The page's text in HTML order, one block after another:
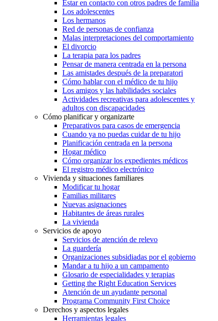
Estar en contacto con otros padres de familia
Los adolescentes
Los hermanos
Red de personas de confianza
Malas interpretaciones del comportamiento
El divorcio
La terapia para los padres
Pensar de manera centrada en la persona
Las amistades después de la preparatori
Cómo hablar con el médico de tu hijo
Los amigos y las habilidades sociales
Actividades recreativas para adolescentes y
adultos con discapacidades
Cómo planificar y organizarte
Preparativos para casos de emergencia
Cuando ya no puedas cuidar de tu hijo
Planificación centrada en la persona
Hogar médico
Cómo organizar los expedientes médicos
El registro médico electrónico
Vivienda y situaciones familiares
Modificar tu hogar
Familias militares
Nuevas asignaciones
Habitantes de áreas rurales
La vivienda
Servicios de apoyo
Servicios de atención de relevo
La guardería
Organizaciones subsidiadas por el gobierno
Mandar a tu hijo a un campamento
Glosario de especialidades y terapias
Getting the Right Education Services
Atención de un ayudante personal
Programa Community First Choice
Derechos y aspectos legales
Herramientas legales